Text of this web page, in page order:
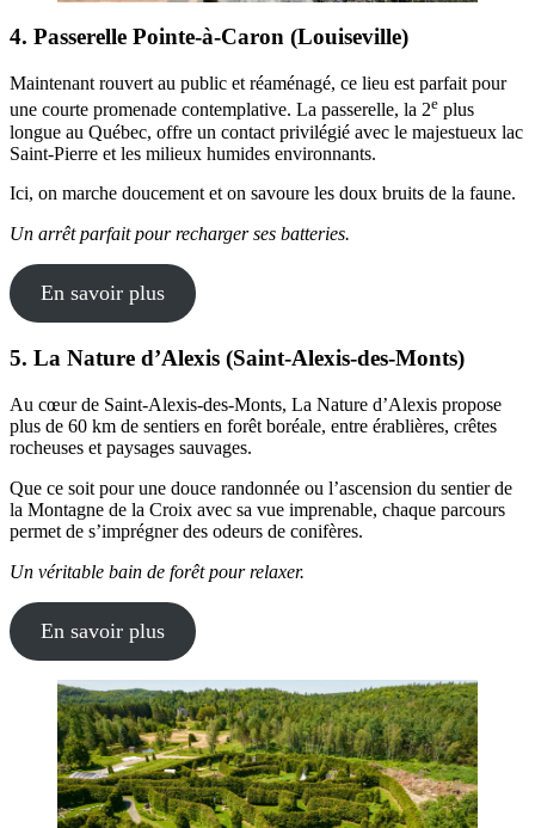
4. Passerelle Pointe-à-Caron (Louiseville)
Maintenant rouvert au public et réaménagé, ce lieu est parfait pour
une courte promenade contemplative. La passerelle, la 2e plus
longue au Québec, offre un contact privilégié avec le majestueux lac
Saint-Pierre et les milieux humides environnants.
Ici, on marche doucement et on savoure les doux bruits de la faune.
Un arrêt parfait pour recharger ses batteries.
En savoir plus
5. La Nature d’Alexis (Saint-Alexis-des-Monts)
Au cœur de Saint-Alexis-des-Monts, La Nature d’Alexis propose
plus de 60 km de sentiers en forêt boréale, entre érablières, crêtes
rocheuses et paysages sauvages.
Que ce soit pour une douce randonnée ou l’ascension du sentier de
la Montagne de la Croix avec sa vue imprenable, chaque parcours
permet de s’imprégner des odeurs de conifères.
Un véritable bain de forêt pour relaxer.
En savoir plus